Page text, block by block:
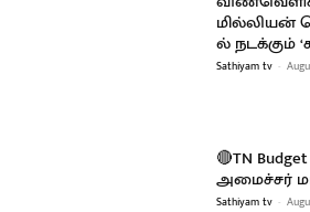
மில்லியன்
ல் நடக்கும்
Sathiyam tv -
🔴TN Budget
அமைச்சர்
Sathiyam tv -